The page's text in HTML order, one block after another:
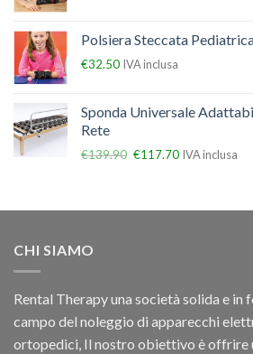
Polsiera Steccata
€32.50 IVA inclusa
Sponda Universale
Rete
€139.90 €117.70 IVA inclusa
CHI SIAMO
Rental Therapy una società solida e in
campo del noleggio di apparecchi
ortopedici, Il nostro obiettivo è offrire